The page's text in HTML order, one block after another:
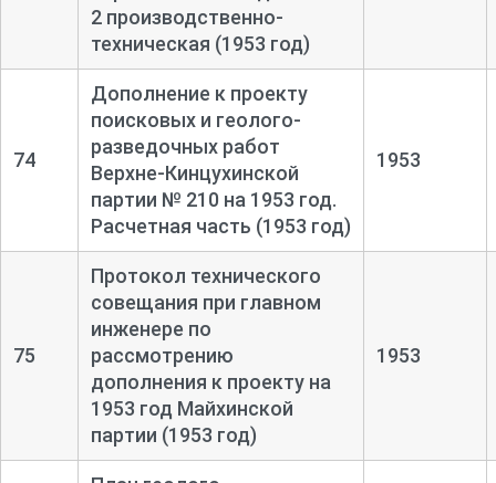
2 производственно-
техническая (1953 год)
74
Дополнение к проекту
поисковых и геолого-
разведочных работ
Верхне-Кинцухинской
партии № 210 на 1953 год.
Расчетная часть (1953 год)
1953
75
Протокол технического
совещания при главном
инженере по
рассмотрению
дополнения к проекту на
1953 год Майхинской
партии (1953 год)
1953